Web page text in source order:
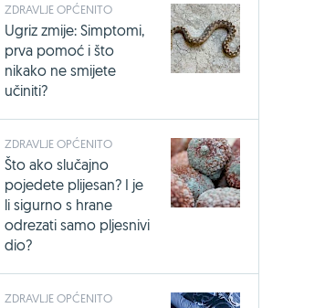
ZDRAVLJE OPĆENITO
Ugriz zmije: Simptomi,
prva pomoć i što
nikako ne smijete
učiniti?
ZDRAVLJE OPĆENITO
Što ako slučajno
pojedete plijesan? I je
li sigurno s hrane
odrezati samo pljesnivi
dio?
ZDRAVLJE OPĆENITO